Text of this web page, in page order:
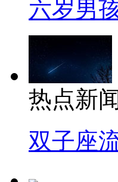
六岁男
热点新
双子座